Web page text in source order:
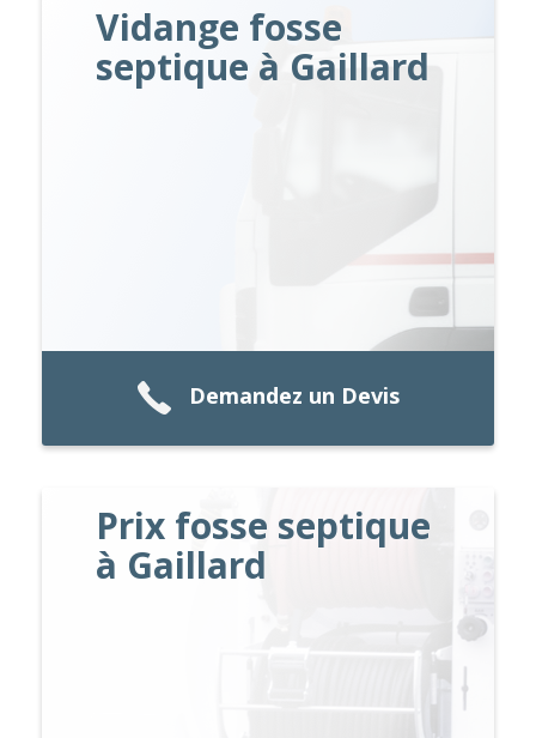
Vidange fosse
septique à Gaillard
Demandez un Devis
Prix fosse septique
à Gaillard